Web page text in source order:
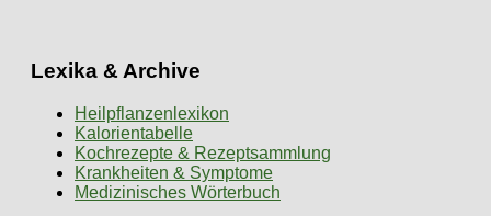
Lexika & Archive
Heilpflanzenlexikon
Kalorientabelle
Kochrezepte & Rezeptsammlung
Krankheiten & Symptome
Medizinisches Wörterbuch